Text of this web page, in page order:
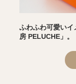
ふわふわ可愛い
房 PELUCHE」。